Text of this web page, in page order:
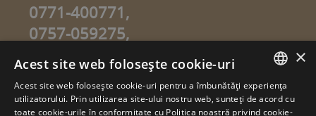
0771-400771,
0757-059275,
0757-059274
info@sweetgarden.ro
© copyright 2026. sweetgarden.ro
ROMANIAN
×
Acest site web folosește cookie-uri
Acest site web folosește cookie-uri pentru a îmbunătăți experiența
utilizatorului. Prin utilizarea site-ului nostru web, sunteți de acord cu
toate cookie-urile în conformitate cu Politica noastră privind cookie-